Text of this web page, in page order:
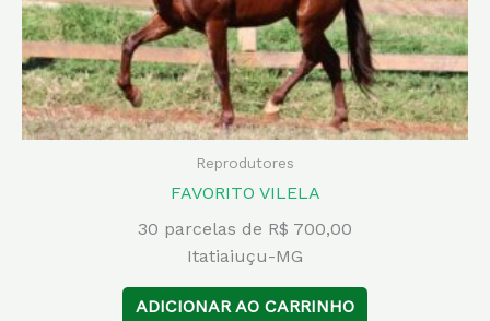
Reprodutores
FAVORITO VILELA
30 parcelas de R$ 700,00
Itatiaiuçu-MG
ADICIONAR AO CARRINHO